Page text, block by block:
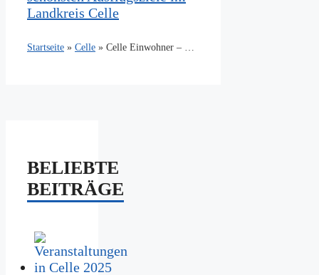
Landkreis Celle
Startseite » Celle »
BELIEBTE
BEITRÄGE